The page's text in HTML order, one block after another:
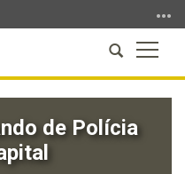
a
Abrir
a
busca
de Polícia